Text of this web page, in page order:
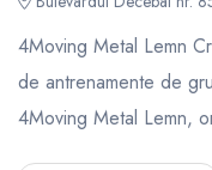
4Moving Metal Lemn
de antrenamente de
4Moving Metal Lemn,